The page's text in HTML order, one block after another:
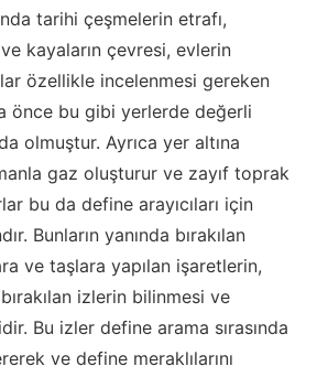
tarihi çeşmelerin etrafı,
ve kayaların çevresi, evlerin
özellikle incelenmesi gereken
önce bu gibi yerlerde değerli
olmuştur. Ayrıca yer altına
gaz oluşturur ve zayıf toprak
bu da define arayıcıları için
Bunların yanında bırakılan
ve taşlara yapılan işaretlerin,
izlerin bilinmesi ve
Bu izler define arama sırasında
ve define meraklılarını